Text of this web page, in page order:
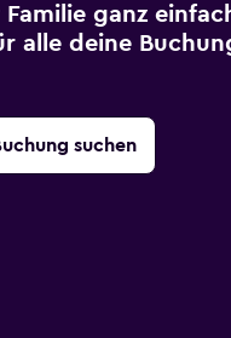
ganz
alle deine
suchen